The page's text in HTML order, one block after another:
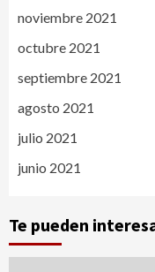
noviembre 2021
octubre 2021
septiembre 2021
agosto 2021
julio 2021
junio 2021
Te pueden